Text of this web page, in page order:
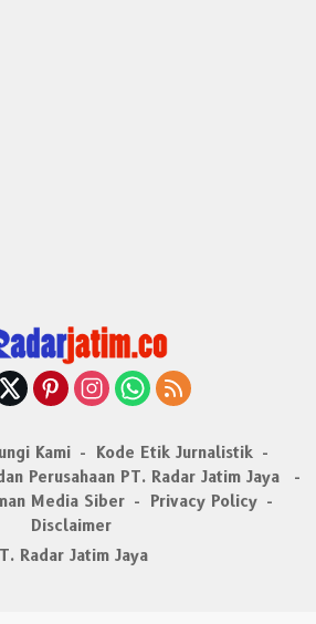
Kami
Kode Etik Jurnalistik
Perusahaan PT. Radar Jatim Jaya
Media Siber
Privacy Policy
Disclaimer
Radar Jatim Jaya